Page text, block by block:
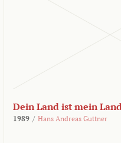
Dein Land ist mein
1989 / Hans Andreas Guttner